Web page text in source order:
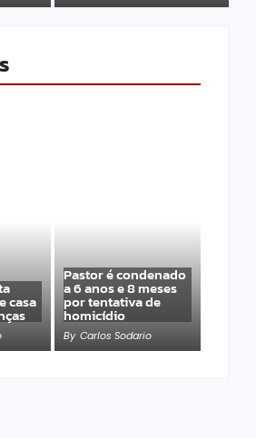
casa
Pastor é condenado
a 6 anos e 8 meses
por tentativa de
homicídio
By Carlos Sodario